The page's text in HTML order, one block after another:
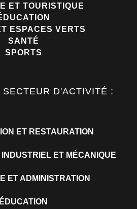
ET TOURISTIQUE
ESPACES VERTS
SANTÉ
SPORTS
SECTEUR D'ACTIVITÉ :
ET RESTAURATION
ET MÉCANIQUE
ET ADMINISTRATION
ÉDUCATION